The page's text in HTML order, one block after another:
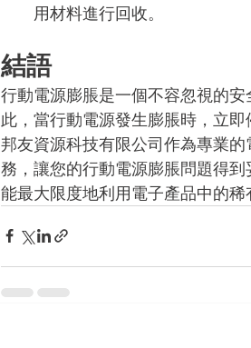
用材料進行回收。
結語
行動電源膨脹是一個不容忽視的
此，當行動電源發生膨脹時，立
邦友資源科技有限公司作為專業
務，讓您的行動電源膨脹問題得
能最大限度地利用電子產品中的稀